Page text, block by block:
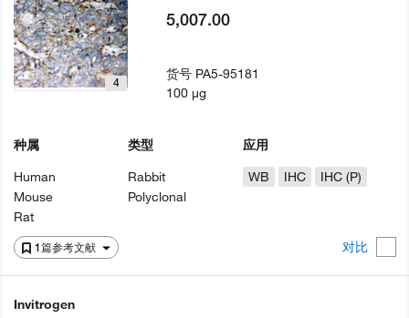
1篇参考文献 对比
4
种属
Human
Mouse
Rat
类型
Rabbit
Polyclonal
应用
WB
IHC IHC (P)
5,007.00
货号 PA5-95181
100 µg
Invitrogen